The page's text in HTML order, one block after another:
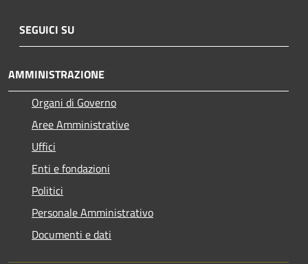
SEGUICI SU
AMMINISTRAZIONE
Organi di Governo
Aree Amministrative
Uffici
Enti e fondazioni
Politici
Personale Amministrativo
Documenti e dati